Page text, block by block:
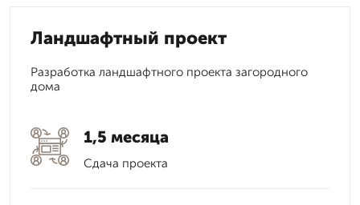
Ландшафтный проект
Разработка ландшафтного проекта загородного
дома
1,5 месяца
Сдача проекта